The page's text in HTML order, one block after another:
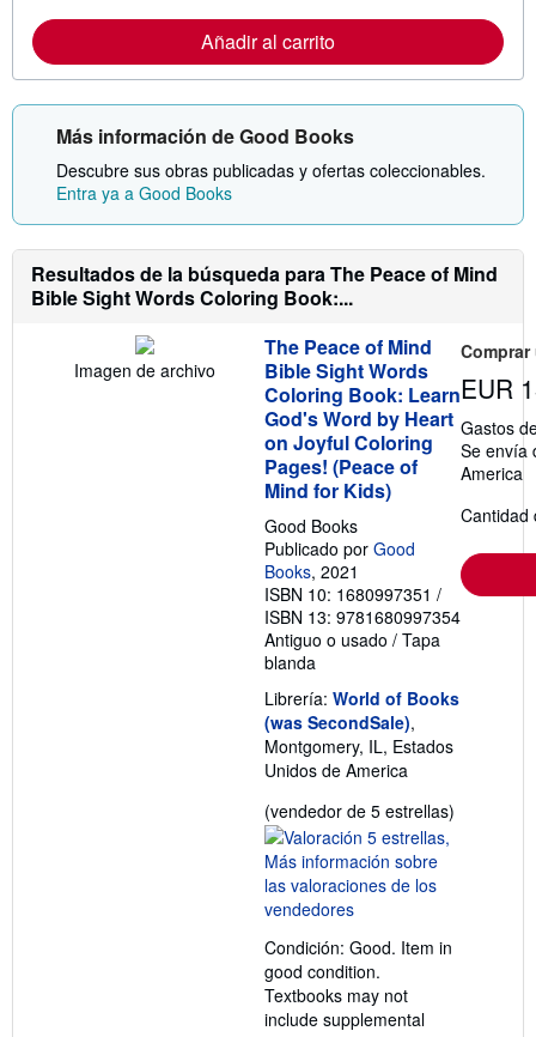
r
l
a
i
s
e
o
i
o
i
s
r
s
t
a
r
i
f
a
s
d
e
n
o
Añadir al carrito
Más información de Good Books
Descubre sus obras publicadas y ofertas coleccionables.
Entra ya a Good Books
Resultados de la búsqueda para The Peace of Mind
Bible Sight Words Coloring Book:...
Imagen de archivo
The Peace of Mind
Bible Sight Words
Coloring Book: Learn
God's Word by Heart
on Joyful Coloring
Pages! (Peace of
Mind for Kids)
Good Books
Publicado por Good
Books, 2021
ISBN 10: 1680997351 /
ISBN 13: 9781680997354
Antiguo o usado / Tapa
blanda
Librería: World of Books
(was SecondSale),
Montgomery, IL, Estados
Unidos de America
(vendedor de 5 estrellas)
Condición: Good. Item in
good condition.
Textbooks may not
include supplemental
EUR
Gastos
Se envía
America
Cantidad